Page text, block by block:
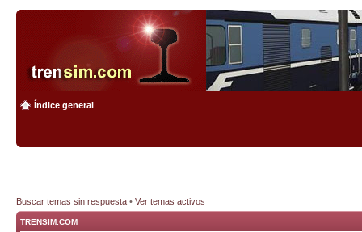
Índice general
Buscar temas sin respuesta • Ver temas activos
TRENSIM.COM